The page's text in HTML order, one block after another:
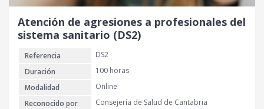
Atención de agresiones a profesionales del
sistema sanitario (DS2)
Referencia
DS2
Duración
100 horas
Modalidad
Online
Reconocido por
Consejería de Salud de Cantabria